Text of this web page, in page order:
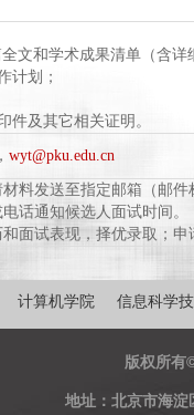
文和学术成果清单（含详
计划；
及其它相关证明。
wyt@pku.edu.cn
料发送至指定邮箱（邮件
话通知候选人面试时间。
面试表现，择优录取；申
计算机学院 信息科学
版权所有
地址：北京市海